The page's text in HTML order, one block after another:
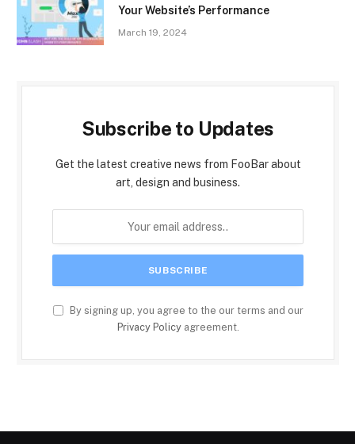
Your Website’s Performance
March 19, 2024
Subscribe to Updates
Get the latest creative news from FooBar about
art, design and business.
By signing up, you agree to the our terms and our
Privacy Policyagreement.